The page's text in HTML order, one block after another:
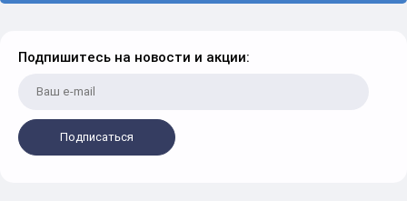
Подпишитесь на новости и акции:
Подписаться